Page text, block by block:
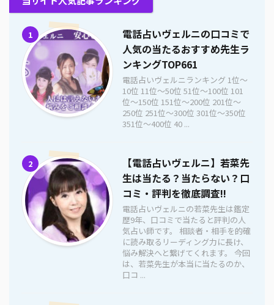
1
電話占いヴェルニの口コミで
人気の当たるおすすめ先生ラ
ンキングTOP661
電話占いヴェルニランキング 1位〜
10位 11位〜50位 51位〜100位 101
位〜150位 151位〜200位 201位〜
250位 251位〜300位 301位〜350位
351位〜400位 40 ...
2
【電話占いヴェルニ】若菜先
生は当たる？当たらない？口
コミ・評判を徹底調査!!
電話占いヴェルニの若菜先生は鑑定
歴9年、口コミで当たると評判の人
気占い師です。 相談者・相手を的確
に読み取るリーディング力に長け、
悩み解決へと繋げてくれます。 今回
は、若菜先生が本当に当たるのか、
口コ ...